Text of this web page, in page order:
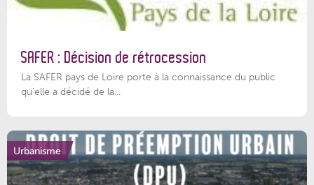
SAFER : Décision de rétrocession
La SAFER pays de Loire porte à la connaissance du public
qu’elle a décidé de la...
Urbanisme